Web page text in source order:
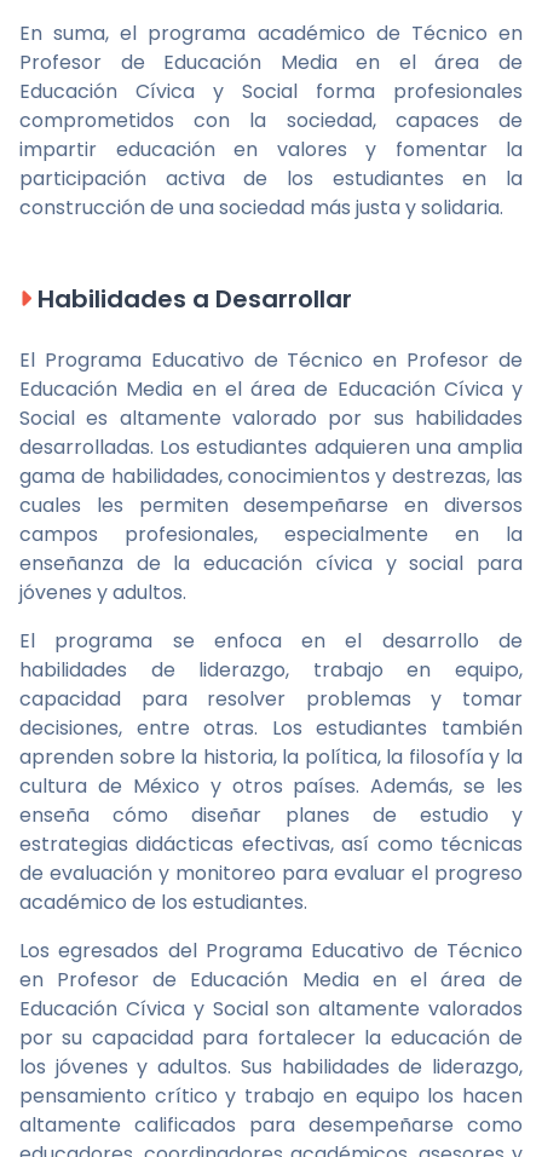
En suma, el programa académico de Técnico en
Profesor de Educación Media en el área de
Educación Cívica y Social forma profesionales
comprometidos con la sociedad, capaces de
impartir educación en valores y fomentar la
participación activa de los estudiantes en la
construcción de una sociedad más justa y solidaria.
Habilidades a Desarrollar
El Programa Educativo de Técnico en Profesor de
Educación Media en el área de Educación Cívica y
Social es altamente valorado por sus habilidades
desarrolladas. Los estudiantes adquieren una amplia
gama de habilidades, conocimientos y destrezas, las
cuales les permiten desempeñarse en diversos
campos profesionales, especialmente en la
enseñanza de la educación cívica y social para
jóvenes y adultos.
El programa se enfoca en el desarrollo de
habilidades de liderazgo, trabajo en equipo,
capacidad para resolver problemas y tomar
decisiones, entre otras. Los estudiantes también
aprenden sobre la historia, la política, la filosofía y la
cultura de México y otros países. Además, se les
enseña cómo diseñar planes de estudio y
estrategias didácticas efectivas, así como técnicas
de evaluación y monitoreo para evaluar el progreso
académico de los estudiantes.
Los egresados del Programa Educativo de Técnico
en Profesor de Educación Media en el área de
Educación Cívica y Social son altamente valorados
por su capacidad para fortalecer la educación de
los jóvenes y adultos. Sus habilidades de liderazgo,
pensamiento crítico y trabajo en equipo los hacen
altamente calificados para desempeñarse como